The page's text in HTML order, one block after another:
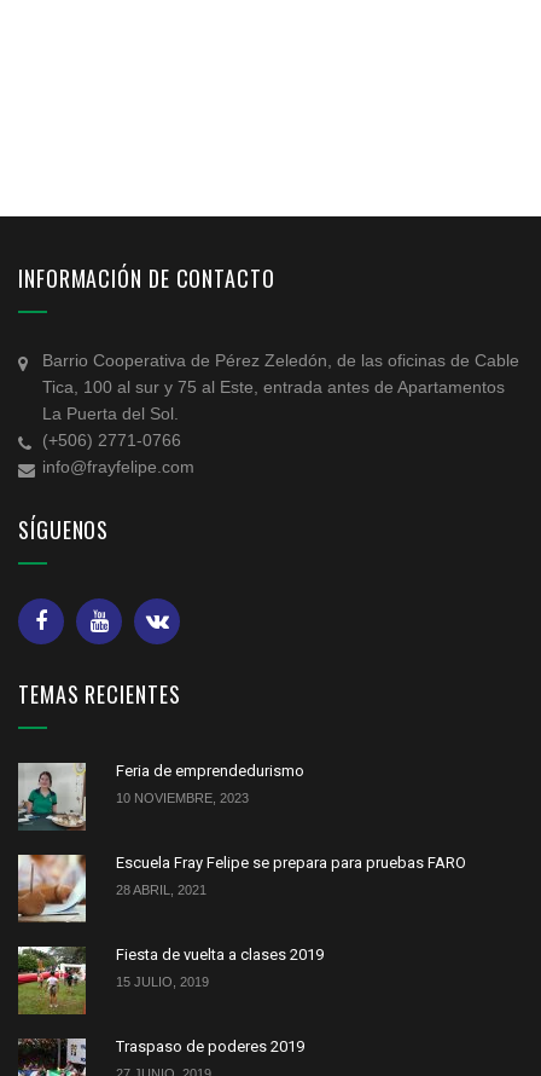
INFORMACIÓN DE CONTACTO
Barrio Cooperativa de Pérez Zeledón, de las oficinas de Cable
Tica, 100 al sur y 75 al Este, entrada antes de Apartamentos
La Puerta del Sol.
(+506) 2771-0766
info@frayfelipe.com
SÍGUENOS
TEMAS RECIENTES
Feria de emprendedurismo
10 NOVIEMBRE, 2023
Escuela Fray Felipe se prepara para pruebas FARO
28 ABRIL, 2021
Fiesta de vuelta a clases 2019
15 JULIO, 2019
Traspaso de poderes 2019